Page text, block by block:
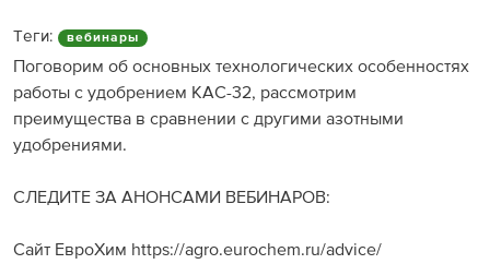
Теги: вебинары
Поговорим об основных технологических особенностях
работы с удобрением КАС-32, рассмотрим
преимущества в сравнении с другими азотными
удобрениями.
СЛЕДИТЕ ЗА АНОНСАМИ ВЕБИНАРОВ:
Сайт ЕвроХим https://agro.eurochem.ru/advice/